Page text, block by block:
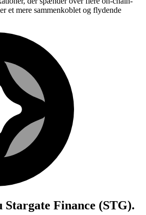
et mere sammenkoblet og flydende
Stargate Finance (STG).